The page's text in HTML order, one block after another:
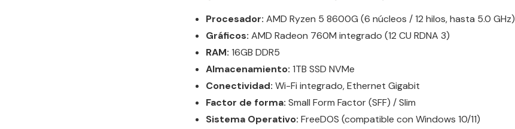
Procesador: AMD Ryzen 5 8600G (6 núcleos / 12 hilos, hasta 5.0 GHz)
Gráficos: AMD Radeon 760M integrado (12 CU RDNA 3)
RAM: 16GB DDR5
Almacenamiento: 1TB SSD NVMe
Conectividad: Wi-Fi integrado, Ethernet Gigabit
Factor de forma: Small Form Factor (SFF) / Slim
Sistema Operativo: FreeDOS (compatible con Windows 10/11)